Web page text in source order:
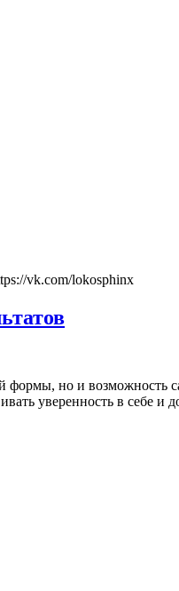
vk.com/lokosphinx
но и возможность
уверенность в себе и